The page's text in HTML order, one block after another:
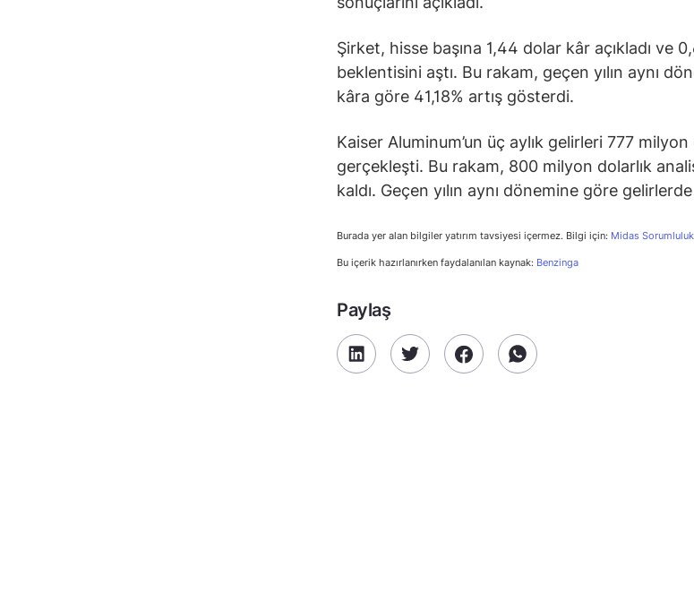
Şirket, hisse başına 1,44 dolar kâr açıkladı ve
beklentisini aştı. Bu rakam, geçen yılın aynı
kâra göre 41,18% artış gösterdi.
Kaiser Aluminum’un üç aylık gelirleri 777
gerçekleşti. Bu rakam, 800 milyon dolarlık
kaldı. Geçen yılın aynı dönemine göre
Burada yer alan bilgiler yatırım tavsiyesi içermez. Bilgi için: Midas Sorumluluk
Bu içerik hazırlanırken faydalanılan kaynak: Benzinga
Paylaş